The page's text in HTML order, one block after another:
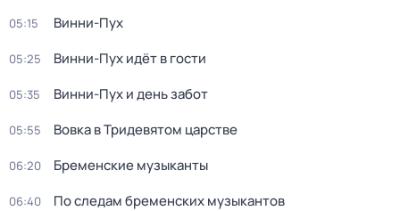
05:15 Винни-Пух
05:25 Винни-Пух идёт в гости
05:35 Винни-Пух и день забот
05:55 Вовка в Тридевятом царстве
06:20 Бременские музыканты
06:40 По следам бременских музыкантов